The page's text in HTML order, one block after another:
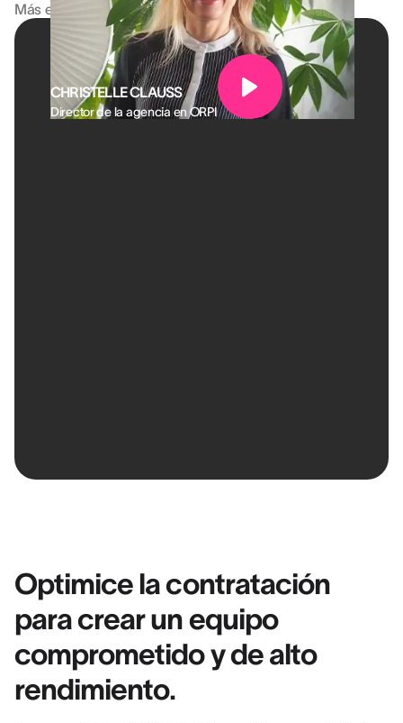
Más eficiente
CHRISTELLE CLAUSS
Director de la agencia en ORPI
Optimice la contratación
para crear un equipo
comprometido y de alto
rendimiento.